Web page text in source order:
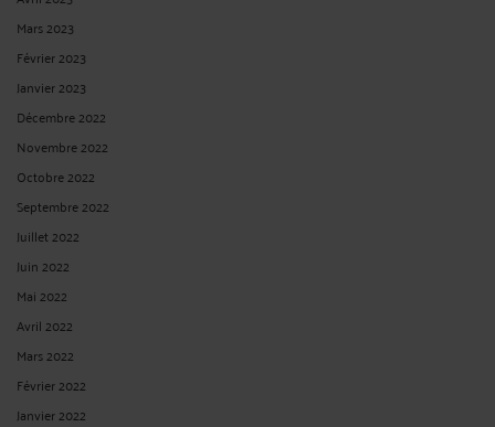
Mars 2023
Février 2023
Janvier 2023
Décembre 2022
Novembre 2022
Octobre 2022
Septembre 2022
Juillet 2022
Juin 2022
Mai 2022
Avril 2022
Mars 2022
Février 2022
Janvier 2022